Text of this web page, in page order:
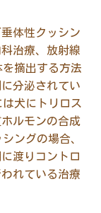
体性クッシン
治療、放射線
摘出する方法
分泌されてい
犬にトリロス
ルモンの合成
ングの場合、
渡りコントロ
れている治療